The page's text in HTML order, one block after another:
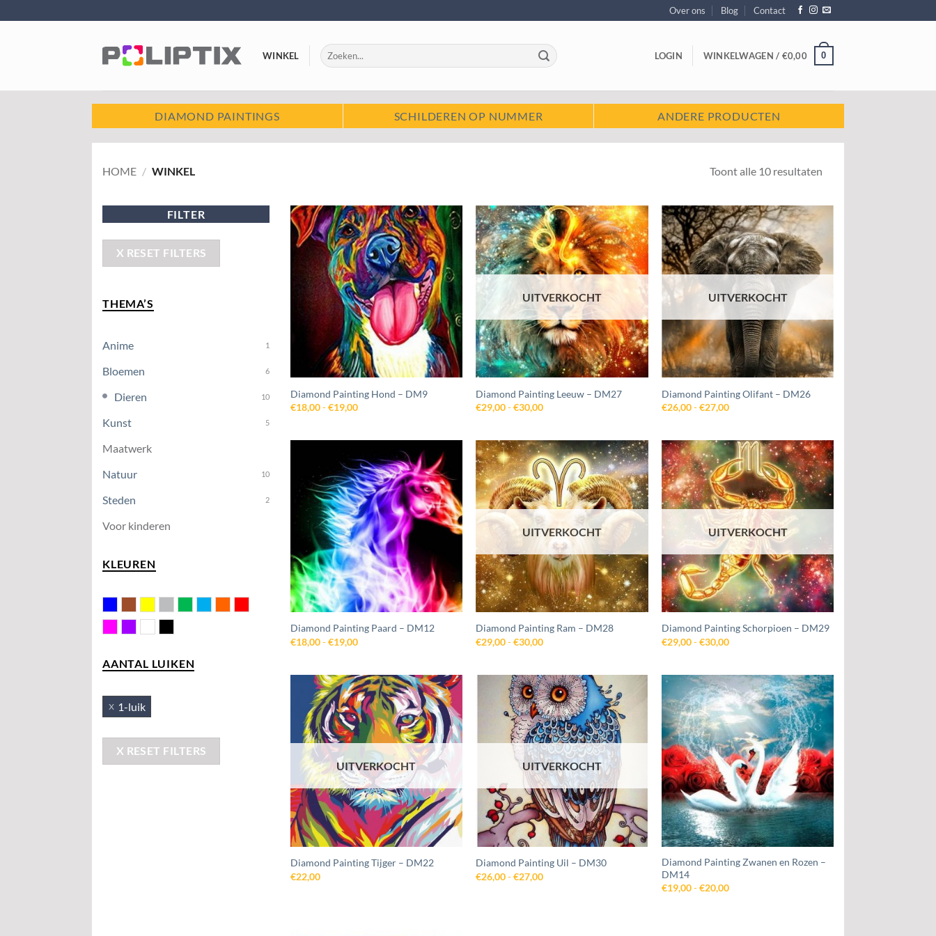
naar
Over ons Blog Contact
WINKEL
Zoeken
naar:
LOGIN WINKELWAGEN / €0,00 0
DIAMOND PAINTINGS SCHILDEREN OP NUMMER ANDERE PRODUCTEN
HOME / WINKEL Toont alle 10 resultaten
FILTER
X RESET FILTERS
THEMA’S
Anime 1
Bloemen 6
Dieren 10
Kunst 5
Maatwerk
Natuur
10
Steden 2
Voor kinderen
KLEUREN
AANTAL LUIKEN
1-luik
X RESET FILTERS
Toevoegen
aan
wenslijst
Diamond Painting Hond – DM9
€18,00-€19,00Prijsklasse:
Toevoegen
aan
wenslijst
UITVERKOCHT
Diamond Painting Leeuw – DM27
€29,00 - €30,00Prijsklasse:
Toevoegen
aan
wenslijst
UITVERKOCHT
Diamond Painting Olifant – DM26
€26,00-€27,00Prijsklasse:
Toevoegen
aan
wenslijst
Diamond Painting Paard – DM12
€18,00-€19,00Prijsklasse:
Toevoegen
aan
wenslijst
UITVERKOCHT
Diamond Painting Ram – DM28
€29,00 - €30,00Prijsklasse:
Toevoegen
aan
wenslijst
UITVERKOCHT
Diamond Painting Schorpioen – DM29
€29,00-€30,00Prijsklasse:
Toevoegen
aan
wenslijst
UITVERKOCHT
Diamond Painting Tijger – DM22
€22,00
Toevoegen
aan
wenslijst
UITVERKOCHT
Diamond Painting Uil – DM30
€26,00 - €27,00Prijsklasse:
Toevoegen
aan
wenslijst
Diamond Painting Zwanen en Rozen –
DM14
€19,00-€20,00Prijsklasse: